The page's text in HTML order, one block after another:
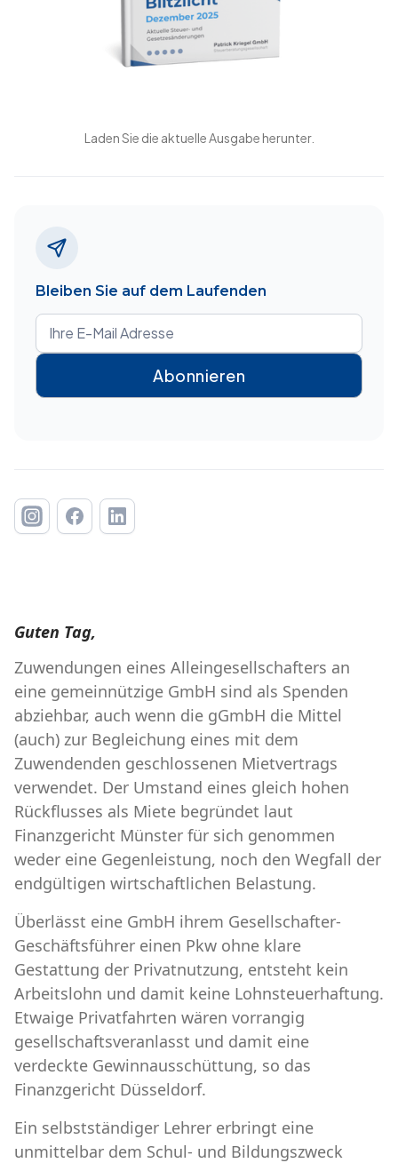
Laden Sie die aktuelle Ausgabe herunter.
Bleiben Sie auf dem Laufenden
Guten Tag,
Zuwendungen eines Alleingesellschafters an
eine gemeinnützige GmbH sind als Spenden
abziehbar, auch wenn die gGmbH die Mittel
(auch) zur Begleichung eines mit dem
Zuwendenden geschlossenen Mietvertrags
verwendet. Der Umstand eines gleich hohen
Rückflusses als Miete begründet laut
Finanzgericht Münster für sich genommen
weder eine Gegenleistung, noch den Wegfall der
endgültigen wirtschaftlichen Belastung.
Überlässt eine GmbH ihrem Gesellschafter-
Geschäftsführer einen Pkw ohne klare
Gestattung der Privatnutzung, entsteht kein
Arbeitslohn und damit keine Lohnsteuerhaftung.
Etwaige Privatfahrten wären vorrangig
gesellschaftsveranlasst und damit eine
verdeckte Gewinnausschüttung, so das
Finanzgericht Düsseldorf.
Ein selbstständiger Lehrer erbringt eine
unmittelbar dem Schul- und Bildungszweck